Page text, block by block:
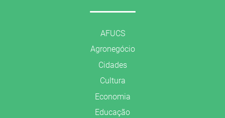
AFUCS
Agronegócio
Cidades
Cultura
Economia
Educação